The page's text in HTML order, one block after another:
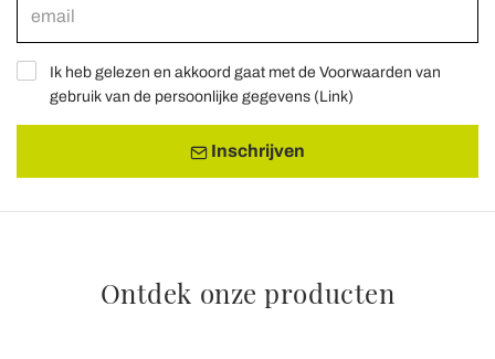
Ik heb gelezen en akkoord gaat met de Voorwaarden van
gebruik van de persoonlijke gegevens (Link)
Inschrijven
Ontdek onze producten